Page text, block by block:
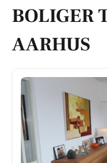
BOLIGER
AARHUS